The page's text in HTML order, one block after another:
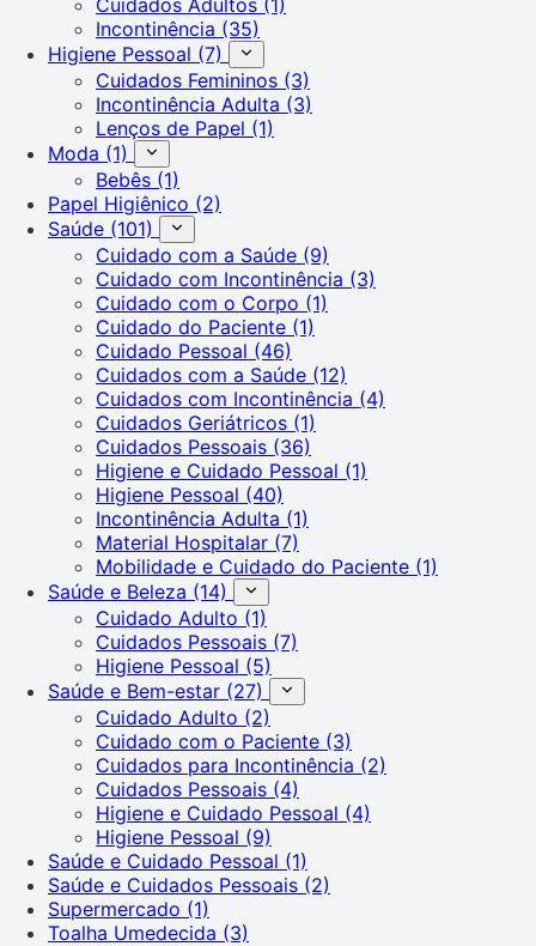
Incontinência (35)
Higiene Pessoal (7)
Cuidados Femininos (3)
Incontinência Adulta (3)
Lenços de Papel (1)
Moda (1)
Bebês (1)
Papel Higiênico (2)
Saúde (101)
Cuidado com a Saúde (9)
Cuidado com Incontinência (3)
Cuidado com o Corpo (1)
Cuidado do Paciente (1)
Cuidado Pessoal (46)
Cuidados com a Saúde (12)
Cuidados com Incontinência (4)
Cuidados Geriátricos (1)
Cuidados Pessoais (36)
Higiene e Cuidado Pessoal (1)
Higiene Pessoal (40)
Incontinência Adulta (1)
Material Hospitalar (7)
Mobilidade e Cuidado do Paciente (1)
Saúde e Beleza (14)
Cuidado Adulto (1)
Cuidados Pessoais (7)
Higiene Pessoal (5)
Saúde e Bem-estar (27)
Cuidado Adulto (2)
Cuidado com o Paciente (3)
Cuidados para Incontinência (2)
Cuidados Pessoais (4)
Higiene e Cuidado Pessoal (4)
Higiene Pessoal (9)
Saúde e Cuidado Pessoal (1)
Saúde e Cuidados Pessoais (2)
Supermercado (1)
Toalha Umedecida (3)